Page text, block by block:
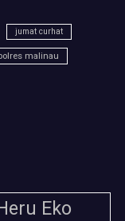
jumat curhat
malinau
Eko